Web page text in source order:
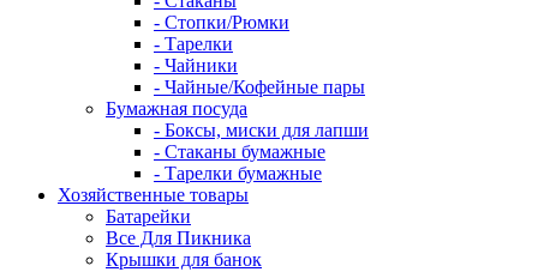
- Стопки/Рюмки
- Тарелки
- Чайники
- Чайные/Кофейные пары
Бумажная посуда
- Боксы, миски для лапши
- Стаканы бумажные
- Тарелки бумажные
Хозяйственные товары
Батарейки
Все Для Пикника
Крышки для банок